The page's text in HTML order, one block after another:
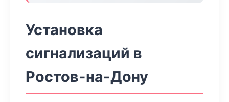
Установка
сигнализаций в
Ростов-на-Дону